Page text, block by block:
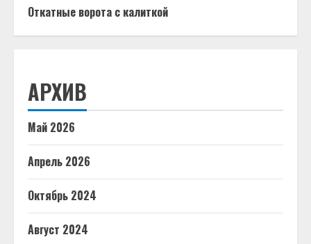
Откатные ворота с калиткой
АРХИВ
Май 2026
Апрель 2026
Октябрь 2024
Август 2024